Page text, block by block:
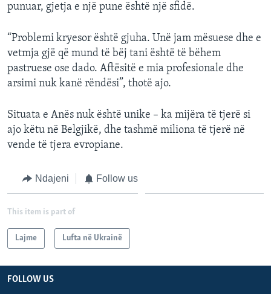
punuar, gjetja e një pune është një sfidë.
“Problemi kryesor është gjuha. Unë jam mësuese dhe e
vetmja gjë që mund të bëj tani është të bëhem
pastruese ose dado. Aftësitë e mia profesionale dhe
arsimi nuk kanë rëndësi”, thotë ajo.
Situata e Anës nuk është unike – ka mijëra të tjerë si
ajo këtu në Belgjikë, dhe tashmë miliona të tjerë në
vende të tjera evropiane.
Ndajeni Follow us
This item is part of
Lajme Lufta në Ukrainë
FOLLOW US